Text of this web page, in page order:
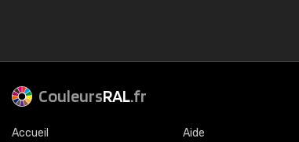
CouleursRAL.fr
Accueil Aide